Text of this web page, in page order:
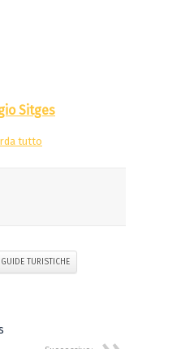
Sitges
tutto
GUIDE TURISTICHE